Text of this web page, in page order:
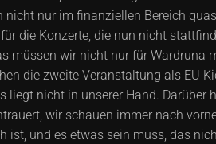
nicht nur im finanziellen Bereich
die Konzerte, die nun nicht
müssen wir nicht nur für Wardruna
die zweite Veranstaltung als EU
liegt nicht in unserer Hand.
wir schauen immer nach
ist, und es etwas sein muss, das